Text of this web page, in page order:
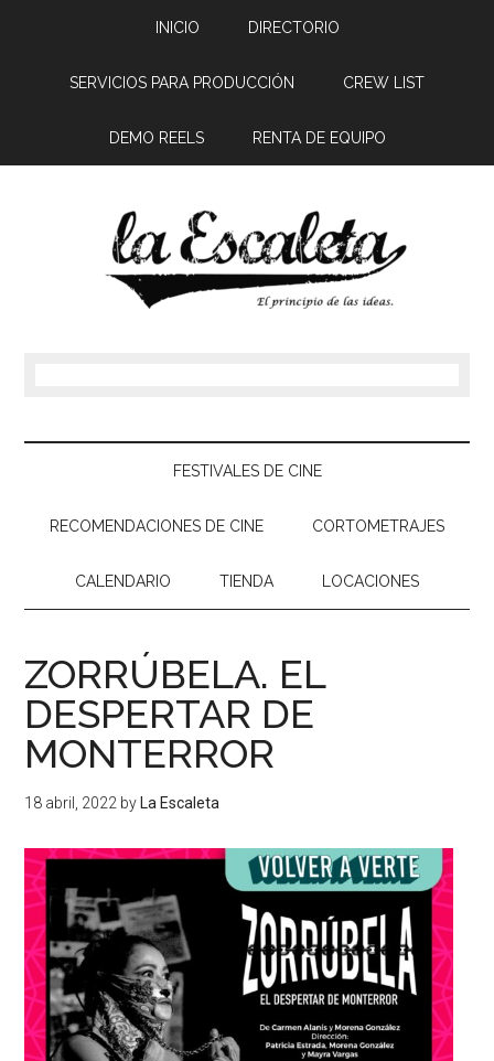
INICIO DIRECTORIO
SERVICIOS PARA PRODUCCIÓN CREW LIST
DEMO REELS RENTA DE EQUIPO
FESTIVALES DE CINE
RECOMENDACIONES DE CINE CORTOMETRAJES
CALENDARIO TIENDA LOCACIONES
ZORRÚBELA. EL
DESPERTAR DE
MONTERROR
18 abril, 2022 by La Escaleta